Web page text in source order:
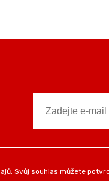
Svůj souhlas můžete